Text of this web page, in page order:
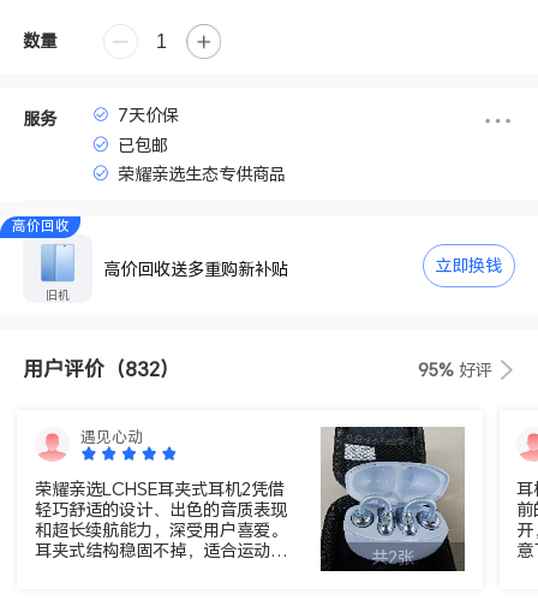
数量
服务
7天价保
已包邮
荣耀亲选生态专供商品
高价回收
旧机
高价回收送多重购新补贴 立即换钱
用户评价 （832） 95% 好评
遇见心动
荣耀亲选LCHSE耳夹式耳机2凭借
轻巧舒适的设计、出色的音质表现
和超长续航能力，深受用户喜爱。
耳夹式结构稳固不掉，适合运动和
共2张
耳
开
意